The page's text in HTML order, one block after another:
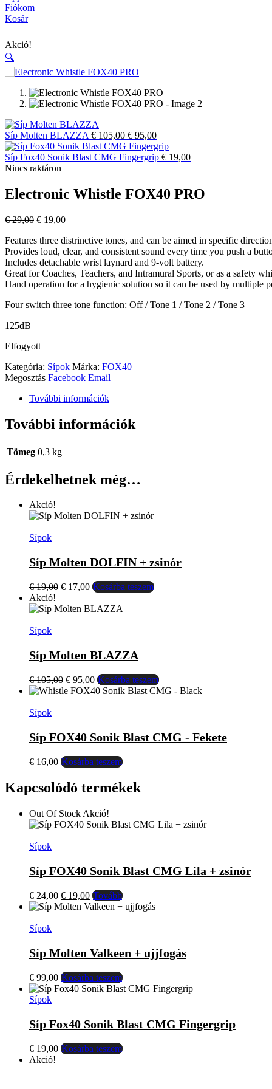
Fiókom
Kosár
Akció!
🔍
Síp Molten BLAZZA €105,00 Original
price
was:
€ 95,00Current
price
is:
Síp Fox40 Sonik Blast CMG Fingergrip € 19,00
Nincs raktáron
Electronic Whistle FOX40 PRO
€29,00 Original
was:
€ 29,00.
€ 19,00Current
is:
€ 19,00.
Features three distrinctive tones, and can be aimed in specific
Provides loud, clear, and consistent sound every time you push a
Includes detachable wrist laynard and 9-volt battery.
Great for Coaches, Teachers, and Intramural Sports, or as a safety
Hand operation for a hygienic solution so it can be used by multiple
Four switch three tone function: Off / Tone 1 / Tone 2 / Tone 3
125dB
Elfogyott
Kategória: Sípok Márka: FOX40
Megosztás Facebook Email
További információk
További információk
Tömeg 0,3 kg
Érdekelhetnek még…
Akció!
Sípok
Síp Molten DOLFIN + zsinór
€19,00 Original
was:
€ 17,00Current
is:
Kosárba teszem
Akció!
Sípok
Síp Molten BLAZZA
€105,00 Original
price
€ 95,00Current
price
Kosárba teszem
Sípok
Síp FOX40 Sonik Blast CMG - Fekete
€ 16,00 Kosárba teszem
Kapcsolódó termékek
Out Of Stock Akció!
Sípok
Síp FOX40 Sonik Blast CMG Lila + zsinór
€24,00 Original
price
€ 19,00Current
price
Tovább
Sípok
Síp Molten Valkeen + ujjfogás
€ 99,00 Kosárba teszem
Sípok
Síp Fox40 Sonik Blast CMG Fingergrip
€ 19,00 Kosárba teszem
Akció!